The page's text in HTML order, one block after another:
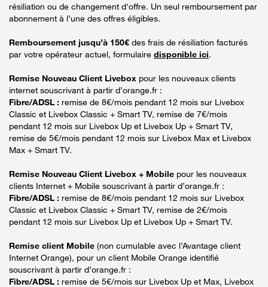
résiliation ou de changement d'offre. Un seul remboursement par
abonnement à l’une des offres éligibles.
Remboursement jusqu’à 150€ des frais de résiliation facturés
par votre opérateur actuel, formulaire disponible ici.
Remise Nouveau Client Livebox pour les nouveaux clients
internet souscrivant à partir d’orange.fr :
Fibre/ADSL : remise de 8€/mois pendant 12 mois sur Livebox
Classic et Livebox Classic + Smart TV, remise de 7€/mois
pendant 12 mois sur Livebox Up et Livebox Up + Smart TV,
remise de 5€/mois pendant 12 mois sur Livebox Max et Livebox
Max + Smart TV.
Remise Nouveau Client Livebox + Mobile pour les nouveaux
clients Internet + Mobile souscrivant à partir d’orange.fr :
Fibre/ADSL : remise de 8€/mois pendant 12 mois sur Livebox
Classic et Livebox Classic + Smart TV, remise de 2€/mois
pendant 12 mois sur Livebox Up et Livebox Up + Smart TV.
Remise client Mobile (non cumulable avec l’Avantage client
Internet Orange), pour un client Mobile Orange identifié
souscrivant à partir d’orange.fr :
Fibre/ADSL : remise de 5€/mois sur Livebox Up et Max, Livebox